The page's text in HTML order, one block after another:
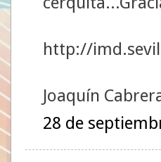
http://
Joaquín
28 de